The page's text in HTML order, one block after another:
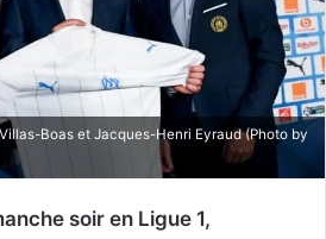
Boas et Jacques-Henri Eyraud (Photo by
soir en Ligue 1,